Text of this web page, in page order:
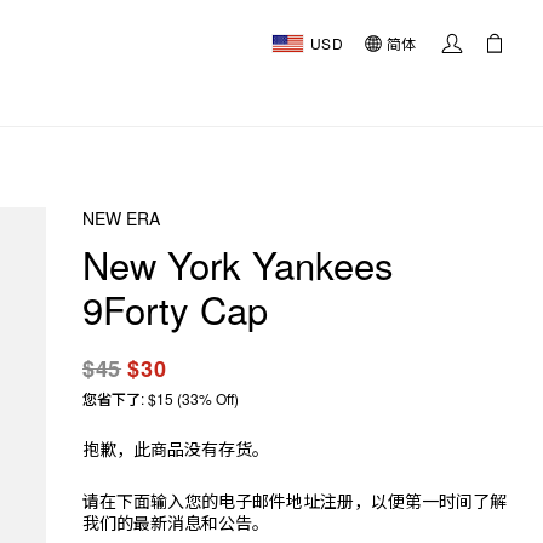
USD 简体
NEW ERA
New York Yankees
9Forty Cap
$45$30
您省下了: $15 (33% Off)
抱歉，此商品没有存货。
请在下面输入您的电子邮件地址注册，以便第一时间了解
我们的最新消息和公告。